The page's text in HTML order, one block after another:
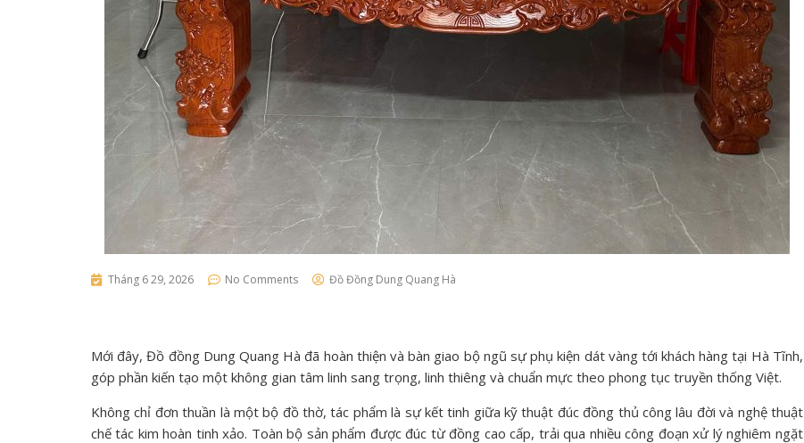
Tháng 6 29, 2026 No Comments Đồ Đồng Dung Quang Hà
Mới đây, Đồ đồng Dung Quang Hà đã hoàn thiện và bàn giao bộ ngũ sự phụ kiện dát vàng tới khách hàng tại Hà Tĩnh,
góp phần kiến tạo một không gian tâm linh sang trọng, linh thiêng và chuẩn mực theo phong tục truyền thống Việt.
Không chỉ đơn thuần là một bộ đồ thờ, tác phẩm là sự kết tinh giữa kỹ thuật đúc đồng thủ công lâu đời và nghệ thuật
chế tác kim hoàn tinh xảo. Toàn bộ sản phẩm được đúc từ đồng cao cấp, trải qua nhiều công đoạn xử lý nghiêm ngặt